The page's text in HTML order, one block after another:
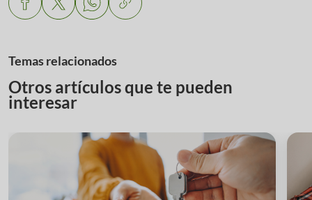
Temas relacionados
Otros artículos que te pueden
interesar